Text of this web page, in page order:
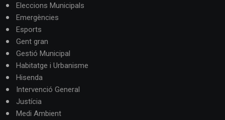
Eleccions Municipals
Emergències
Esports
Gent gran
Gestió Municipal
Habitatge i Urbanisme
Hisenda
Intervenció General
Justícia
Medi Ambient